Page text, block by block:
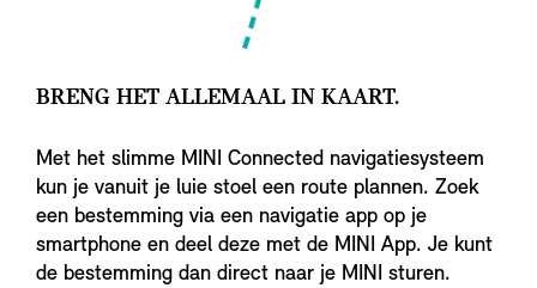
BRENG HET ALLEMAAL IN KAART.
Met het slimme MINI Connected navigatiesysteem
kun je vanuit je luie stoel een route plannen. Zoek
een bestemming via een navigatie app op je
smartphone en deel deze met de MINI App. Je kunt
de bestemming dan direct naar je MINI sturen.